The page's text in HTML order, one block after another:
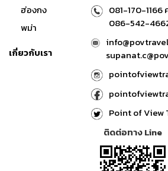
ฮ่องกง
พม่า
เกี่ยวกับเรา
081-170-
086-542-
Point of View
ติดต่อทาง Line